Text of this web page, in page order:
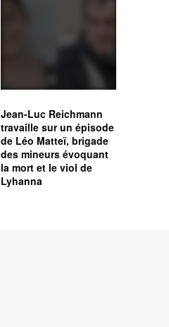
Jean-Luc Reichmann
travaille sur un épisode
de Léo Matteï, brigade
des mineurs évoquant
la mort et le viol de
Lyhanna